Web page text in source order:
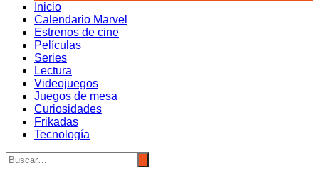
Inicio
Calendario Marvel
Estrenos de cine
Películas
Series
Lectura
Videojuegos
Juegos de mesa
Curiosidades
Frikadas
Tecnología